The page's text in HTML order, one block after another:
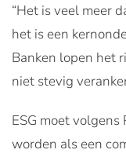
“Het is veel meer
het is een
Banken lopen het
niet stevig
ESG moet
worden als een